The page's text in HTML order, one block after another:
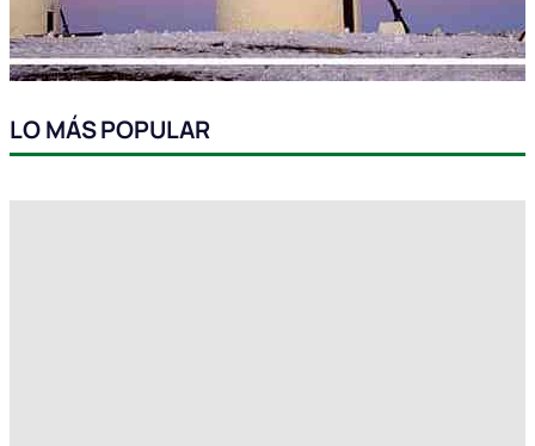
LO MÁS POPULAR